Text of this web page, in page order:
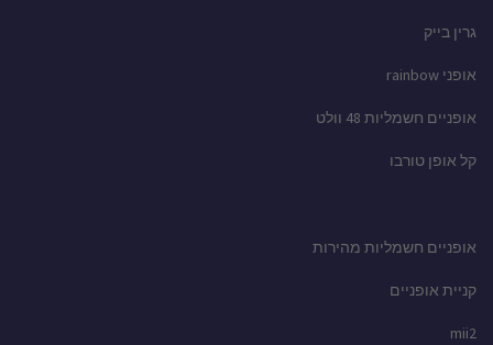
גרין בייק
אופני rainbow
אופניים חשמליות 48 וולט
קל אופן טורבו
אופניים חשמליות מהירות
קניית אופניים
mii2